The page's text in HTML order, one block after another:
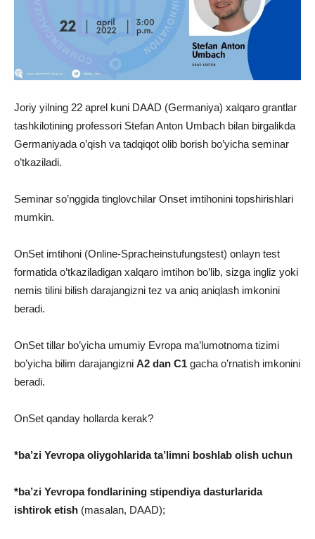
Joriy yilning 22 aprel kuni DAAD (Germaniya) xalqaro grantlar
tashkilotining professori Stefan Anton Umbach bilan birgalikda
Germaniyada o’qish va tadqiqot olib borish bo’yicha seminar
o’tkaziladi.
Seminar so’nggida tinglovchilar Onset imtihonini topshirishlari
mumkin.
OnSet imtihoni (Online-Spracheinstufungstest) onlayn test
formatida o’tkaziladigan xalqaro imtihon bo’lib, sizga ingliz yoki
nemis tilini bilish darajangizni tez va aniq aniqlash imkonini
beradi.
OnSet tillar bo’yicha umumiy Evropa ma’lumotnoma tizimi
bo’yicha bilim darajangizni A2 dan C1 gacha o’rnatish imkonini
beradi.
OnSet qanday hollarda kerak?
*ba’zi Yevropa oliygohlarida ta’limni boshlab olish uchun
*ba’zi Yevropa fondlarining stipendiya dasturlarida
ishtirok etish (masalan, DAAD);